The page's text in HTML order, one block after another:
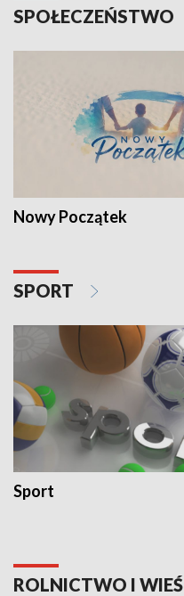
SPOŁECZEŃSTWO
Nowy Początek
SPORT
Sport
ROLNICTWO I WIEŚ